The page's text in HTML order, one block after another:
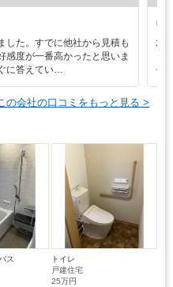
した。すでに他社から見積も
感度が一番高かったと思いま
に答えてい…
水
タ
長
の会社の口コミをもっと見る >
ス
トイレ
戸建住宅
25万円